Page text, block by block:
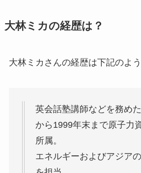
大林ミカの経歴は？
大林ミカさんの経歴は下記のよう
英会話塾講師などを務め
から1999年末まで原子力
所属。
エネルギーおよびアジア